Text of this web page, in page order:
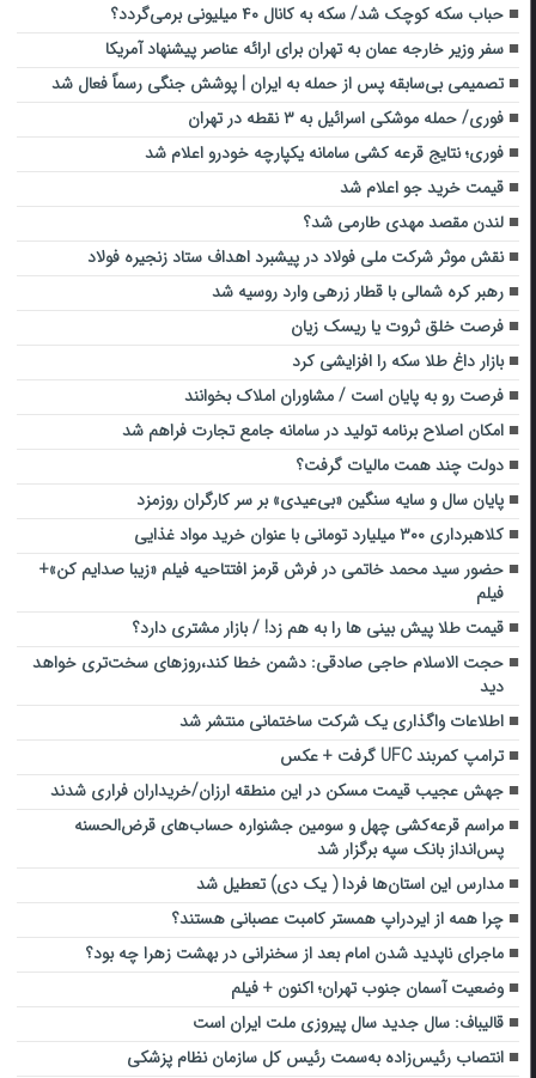
حباب سکه کوچک شد/ سکه به کانال ۴۰ میلیونی برمی‌گردد؟
سفر وزیر خارجه عمان به تهران برای ارائه عناصر پیشنهاد آمریکا
تصمیمی بی‌سابقه پس از حمله به ایران | پوشش جنگی رسماً فعال شد
فوری/ حمله موشکی اسرائیل به ۳ نقطه در تهران
فوری؛ نتایج قرعه کشی سامانه یکپارچه خودرو اعلام شد
قیمت خرید جو اعلام شد
لندن مقصد مهدی طارمی شد؟
نقش موثر شرکت ملی فولاد در پیشبرد اهداف ستاد زنجیره فولاد
رهبر کره شمالی با قطار زرهی وارد روسیه شد
فرصت خلق ثروت یا ریسک زیان
بازار داغ طلا سکه را افزایشی کرد
فرصت رو به پایان است / مشاوران املاک بخوانند
امکان اصلاح برنامه تولید در سامانه جامع تجارت فراهم شد
دولت چند همت مالیات گرفت؟
پایان سال و سایه سنگین «بی‌عیدی» بر سر کارگران روزمزد
کلاهبرداری ۳۰۰ میلیارد تومانی با عنوان خرید مواد غذایی
حضور سید محمد خاتمی در فرش قرمز افتتاحیه فیلم «زیبا صدایم کن»+
فیلم
قیمت طلا پیش بینی ها را به هم زد! / بازار مشتری دارد؟
حجت الاسلام حاجی صادقی: دشمن خطا کند،روزهای سخت‌تری خواهد
دید
اطلاعات واگذاری یک شرکت ساختمانی منتشر شد
ترامپ کمربند UFC گرفت + عکس
جهش عجیب قیمت مسکن در این منطقه ارزان/خریداران فراری شدند
مراسم قرعه‌کشی چهل و سومین جشنواره حساب‌های قرض‌الحسنه
پس‌انداز بانک سپه برگزار شد
مدارس این استان‌ها فردا ( یک دی) تعطیل شد
چرا همه از ایردراپ همستر کامبت عصبانی هستند؟
ماجرای ناپدید شدن امام بعد از سخنرانی در بهشت زهرا چه بود؟
وضعیت آسمان جنوب تهران؛ اکنون + فیلم
قالیباف: سال جدید سال پیروزی ملت ایران است
انتصاب رئیس‌زاده به‌سمت رئیس کل سازمان نظام پزشکی